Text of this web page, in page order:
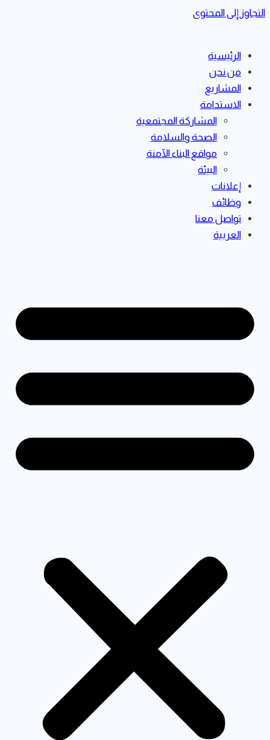
التجاوز إلى المحتوى
الرئيسية
من نحن
المشاريع
الاستدامة
المشاركة المجتمعية
الصحة والسلامة
مواقع البناء الآمنة
البيئة
إعلانات
وظائف
تواصل معنا
العربية